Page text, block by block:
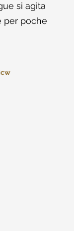
si agita
per poche